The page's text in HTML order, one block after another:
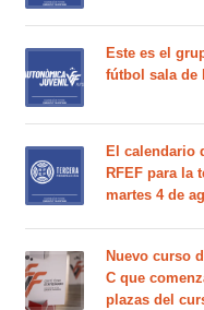
Este es el
fútbol sala de
El calendario
RFEF para la
martes 4 de
Nuevo curso
C que
plazas del